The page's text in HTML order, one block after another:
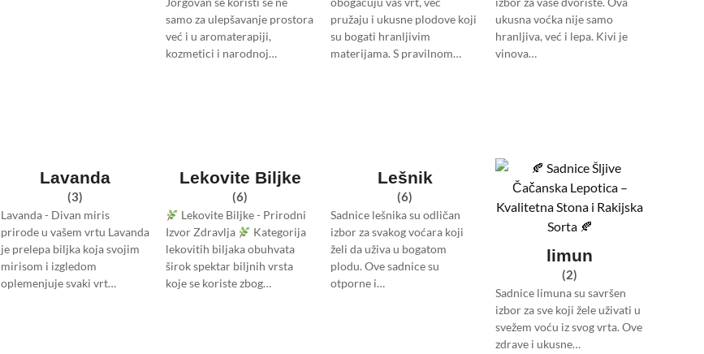
samo za ulepšavanje prostora
već i u aromaterapiji,
kozmetici i narodnoj…
pružaju i ukusne plodove koji
su bogati hranljivim
materijama. S pravilnom…
ukusna voćka nije samo
hranljiva, već i lepa. Kivi je
vinova…
Lavanda
(3)
Lavanda - Divan miris
prirode u vašem vrtu Lavanda
je prelepa biljka koja svojim
mirisom i izgledom
oplemenjuje svaki vrt…
Lekovite Biljke
(6)
Lekovite Biljke - Prirodni
Izvor Zdravlja
Kategorija
lekovitih biljaka obuhvata
širok spektar biljnih vrsta
koje se koriste zbog…
Lešnik
(6)
Sadnice lešnika su odličan
izbor za svakog voćara koji
želi da uživa u bogatom
plodu. Ove sadnice su
otporne i…
limun
(2)
Sadnice limuna su savršen
izbor za sve koji žele uživati u
svežem voću iz svog vrta. Ove
zdrave i ukusne…